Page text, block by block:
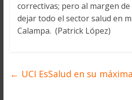
correctivas; pero al margen
dejar todo el sector salud en
Calampa. (Patrick López)
← UCI EsSalud en su